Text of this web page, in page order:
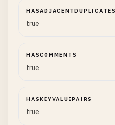
HASADJACENTDUPLICATES
true
HASCOMMENTS
true
HASKEYVALUEPAIRS
true